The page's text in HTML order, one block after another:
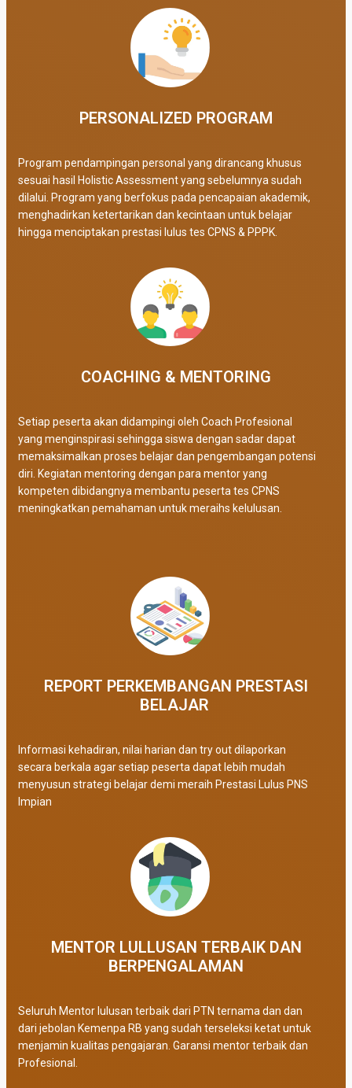
PERSONALIZED PROGRAM​
Program pendampingan personal yang dirancang khusus
sesuai hasil Holistic Assessment yang sebelumnya sudah
dilalui. Program yang berfokus pada pencapaian akademik,
menghadirkan ketertarikan dan kecintaan untuk belajar
hingga menciptakan prestasi lulus tes CPNS & PPPK.
COACHING & MENTORING
Setiap peserta akan didampingi oleh Coach Profesional
yang menginspirasi sehingga siswa dengan sadar dapat
memaksimalkan proses belajar dan pengembangan potensi
diri. Kegiatan mentoring dengan para mentor yang
kompeten dibidangnya membantu peserta tes CPNS
meningkatkan pemahaman untuk meraihs kelulusan.
REPORT PERKEMBANGAN PRESTASI
BELAJAR ​
Informasi kehadiran, nilai harian dan try out dilaporkan
secara berkala agar setiap peserta dapat lebih mudah
menyusun strategi belajar demi meraih Prestasi Lulus PNS
Impian
MENTOR LULLUSAN TERBAIK DAN
BERPENGALAMAN
Seluruh Mentor lulusan terbaik dari PTN ternama dan dan
dari jebolan Kemenpa RB yang sudah terseleksi ketat untuk
menjamin kualitas pengajaran. Garansi mentor terbaik dan
Profesional.